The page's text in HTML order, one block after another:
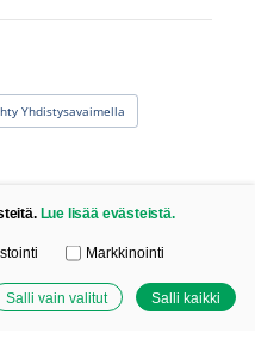
Yhdistysavaimella
Lue lisää evästeistä.
Markkinointi
Salli vain valitut Salli kaikki